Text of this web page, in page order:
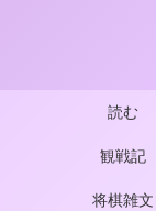
読む
観戦記
将棋雑文